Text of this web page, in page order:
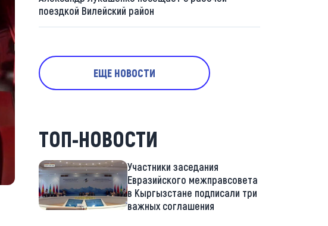
поездкой Вилейский район
ЕЩЕ НОВОСТИ
ТОП-НОВОСТИ
Участники заседания
Евразийского межправсовета
в Кыргызстане подписали три
важных соглашения